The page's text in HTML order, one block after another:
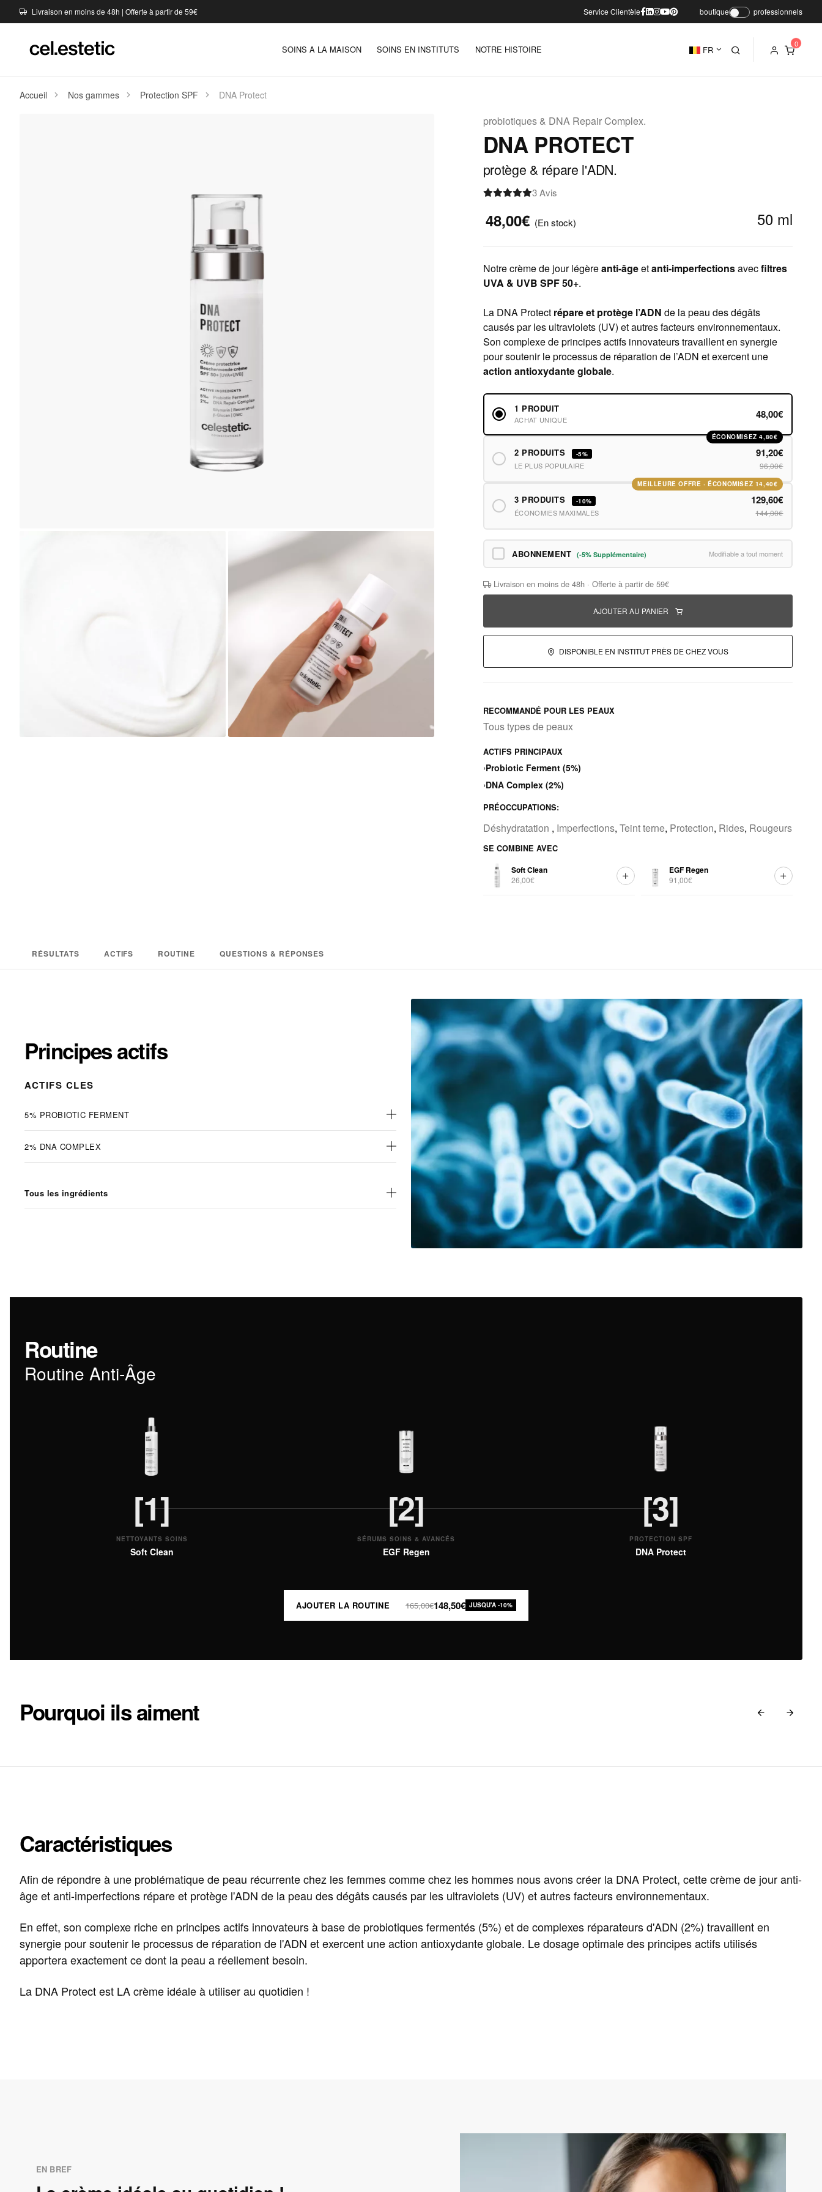
Livraison en moins de 48h | Offerte à partir de 59€ Service Clientèle boutique professionnels
SOINS A LA MAISON SOINS EN INSTITUTS NOTRE HISTOIRE FR
Accueil Nos gammes Protection SPF DNA Protect
probiotiques & DNA Repair Complex.
DNA PROTECT
protège & répare l'ADN.
3 Avis
48,00€ 50 ml
(En stock)
Notre crème de jour légèreanti-âgeetanti-imperfectionsavecfiltres
UVA & UVB SPF 50+.
La DNA Protect répare et protège l’ADN de la peau des dégâts
causés par les ultraviolets (UV) et autres facteurs environnementaux.
Son complexe de principes actifs innovateurs travaillent en synergie
pour soutenir le processus de réparation de l’ADN et exercent une
action antioxydante globale.
1 PRODUIT
ACHAT UNIQUE 48,00€
ÉCONOMISEZ 4,80€
2 PRODUITS -5%
LE PLUS POPULAIRE
91,20€
96,00€
MEILLEURE OFFRE · ÉCONOMISEZ 14,40€
3 PRODUITS -10%
ÉCONOMIES MAXIMALES
129,60€
144,00€
ABONNEMENT (-5% Supplémentaire) Modifiable a tout moment
Livraison en moins de 48h · Offerte à partir de 59€
AJOUTER AU PANIER
DISPONIBLE EN INSTITUT PRÈS DE CHEZ VOUS
RECOMMANDÉ POUR LES PEAUX
Tous types de peaux
ACTIFS PRINCIPAUX
›Probiotic Ferment (5%)
›DNA Complex (2%)
PRÉOCCUPATIONS:
Déshydratation , Imperfections, Teint terne, Protection, Rides, Rougeurs
SE COMBINE AVEC
Soft Clean
26,00€
EGF Regen
91,00€
RÉSULTATS ACTIFS ROUTINE QUESTIONS & RÉPONSES
Principes actifs
ACTIFS CLES
5% PROBIOTIC FERMENT
2% DNA COMPLEX
Tous les ingrédients
Routine
Routine Anti-Âge
[1]
NETTOYANTS SOINS
Soft Clean
[2]
SÉRUMS SOINS & AVANCÉS
EGF Regen
[3]
PROTECTION SPF
DNA Protect
AJOUTER LA ROUTINE 165,00€148,50€ JUSQU'A -10%
Pourquoi ils aiment
Caractéristiques
Afin de répondre à une problématique de peau récurrente chez les femmes comme chez les hommes nous avons créer la DNA Protect, cette crème de jour anti-
âge et anti-imperfections répare et protège l'ADN de la peau des dégâts causés par les ultraviolets (UV) et autres facteurs environnementaux.
En effet, son complexe riche en principes actifs innovateurs à base de probiotiques fermentés (5%) et de complexes réparateurs d'ADN (2%) travaillent en
synergie pour soutenir le processus de réparation de l'ADN et exercent une action antioxydante globale. Le dosage optimale des principes actifs utilisés
apportera exactement ce dont la peau a réellement besoin.
La DNA Protect est LA crème idéale à utiliser au quotidien !
EN BREF